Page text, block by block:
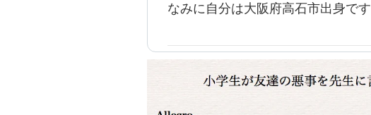
なみに自分は大阪府高石市出身です